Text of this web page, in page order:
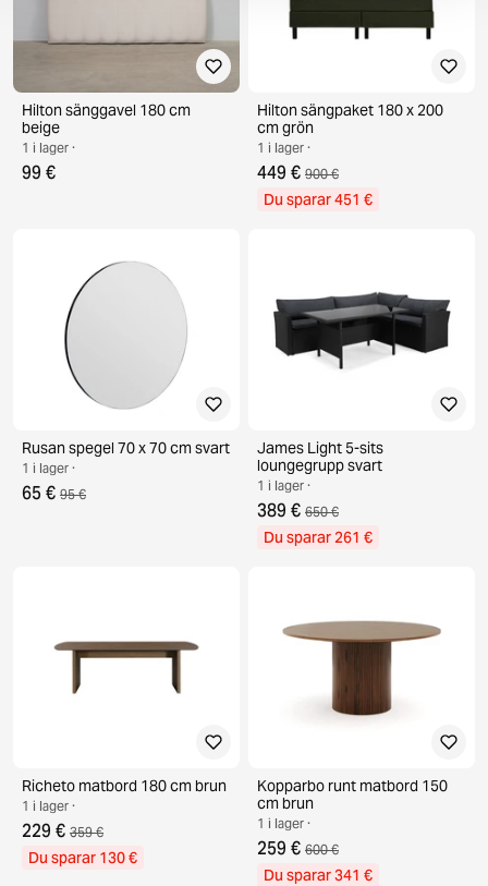
Hilton sänggavel 180 cm
beige
1 i lager ·
99 €
Hilton sängpaket 180 x 200
cm grön
1 i lager ·
449 € 900 €
Du sparar 451 €
Rusan spegel 70 x 70 cm svart
1 i lager ·
65 € 95 €
James Light 5-sits
loungegrupp svart
1 i lager ·
389 € 650 €
Du sparar 261 €
Richeto matbord 180 cm brun
1 i lager ·
229 € 359 €
Du sparar 130 €
Kopparbo runt matbord 150
cm brun
1 i lager ·
259 € 600 €
Du sparar 341 €